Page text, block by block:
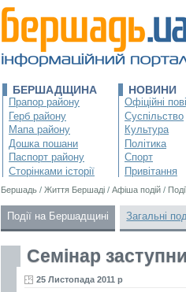
БЕРШАДЩИНА
Прапор району
Герб району
Мапа району
Дошка пошани
Паспорт району
Сторінками історії
НОВИНИ
Офіційні
Суспільство
Культура
Політика
Спорт
Привітання
Бершадь / Життя Бершаді / Афіша подій /
Події на Бершадщині Загальні
Семінар
25 Листопада 2011 р